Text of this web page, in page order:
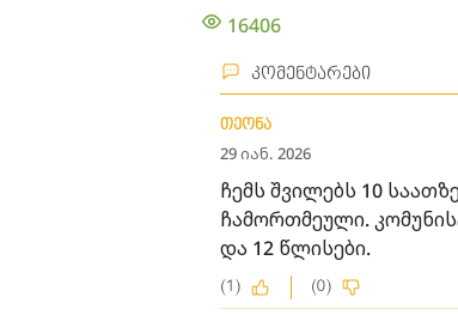
16406
კომენტარები
თეონა
29 იან. 2026
ჩემს შვილებს 10
ჩამორთმეული.
და 12 წლისები.
(1) (0)